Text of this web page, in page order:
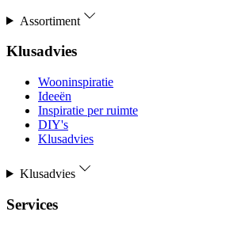
Assortiment
Klusadvies
Wooninspiratie
Ideeën
Inspiratie per ruimte
DIY's
Klusadvies
Klusadvies
Services